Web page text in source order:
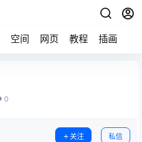
空间 网页 教程 插画
0
关注 私信